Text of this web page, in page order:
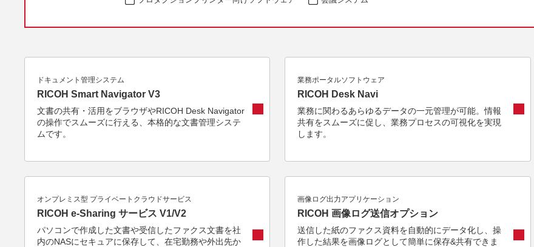
ドキュメント管理システム
RICOH Smart Navigator V3
文書の共有・活用をブラウザやRICOH Desk Navigator
の操作でスムーズに行える、本格的な文書管理システ
ムです。
業務ポータルソフトウェア
RICOH Desk Navi
業務に関わるあらゆるデータの一元管理が可能。情報
共有をスムーズに促し、業務プロセスの可視化を実現
します。
オンプレミス型 プライベートクラウドサービス
RICOH e-Sharing サービス V1/V2
パソコンで作成した文書や受信したファクス文書を社
内のNASにセキュアに保存して、在宅勤務や外出先か
画像ログ出力アプリケーション
RICOH 画像ログ送信オプション
送信した紙のファクス資料を自動的にデータ化し、操
作した結果を画像ログとして簡単に保存&共有できま